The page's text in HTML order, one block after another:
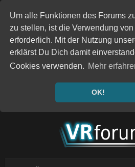
Um alle Funktionen des Forums
zu stellen, ist die Verwendung
erforderlich. Mit der Nutzung
erklärst Du Dich damit
Cookies verwenden. Mehr
OK!